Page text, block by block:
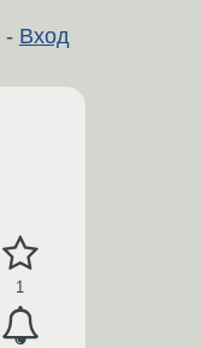
- Вход
1